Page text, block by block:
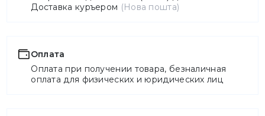
Доставка куръером (Нова пошта)
Оплата
Оплата при получении товара, безналичная
оплата для физических и юридических лиц